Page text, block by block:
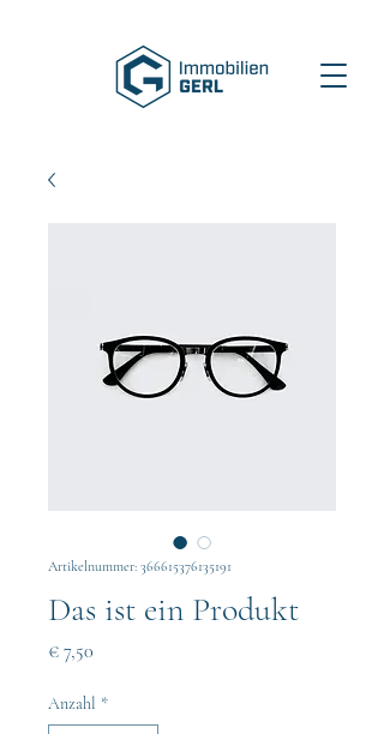
Artikelnummer: 366615376135191
Das ist ein Produkt
€ 7,50
Anzahl *